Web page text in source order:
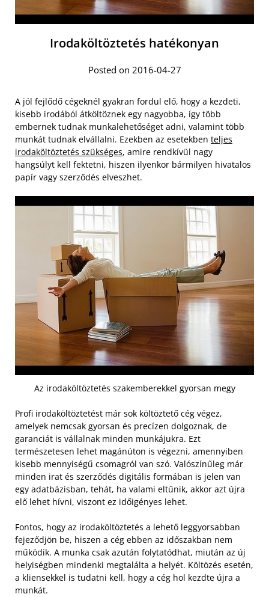
Irodaköltöztetés hatékonyan
Posted on 2016-04-27
A jól fejlődő cégeknél gyakran fordul elő, hogy a kezdeti,
kisebb irodából átköltöznek egy nagyobba, így több
embernek tudnak munkalehetőséget adni, valamint több
munkát tudnak elvállalni. Ezekben az esetekben teljes
irodaköltöztetés szükséges, amire rendkívül nagy
hangsúlyt kell fektetni, hiszen ilyenkor bármilyen hivatalos
papír vagy szerződés elveszhet.
Az irodaköltöztetés szakemberekkel gyorsan megy
Profi irodaköltöztetést már sok költöztető cég végez,
amelyek nemcsak gyorsan és precízen dolgoznak, de
garanciát is vállalnak minden munkájukra. Ezt
természetesen lehet magánúton is végezni, amennyiben
kisebb mennyiségű csomagról van szó. Valószínűleg már
minden irat és szerződés digitális formában is jelen van
egy adatbázisban, tehát, ha valami eltűnik, akkor azt újra
elő lehet hívni, viszont ez időigényes lehet.
Fontos, hogy az irodaköltöztetés a lehető leggyorsabban
fejeződjön be, hiszen a cég ebben az időszakban nem
működik. A munka csak azután folytatódhat, miután az új
helyiségben mindenki megtalálta a helyét. Költözés esetén,
a kliensekkel is tudatni kell, hogy a cég hol kezdte újra a
munkát.